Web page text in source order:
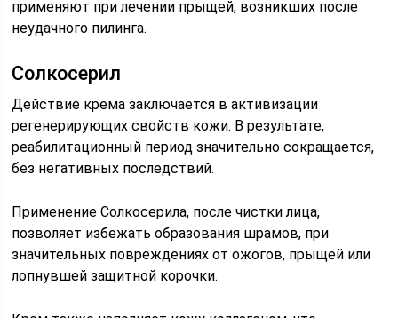
применяют при лечении прыщей, возникших после
неудачного пилинга.
Солкосерил
Действие крема заключается в активизации
регенерирующих свойств кожи. В результате,
реабилитационный период значительно сокращается,
без негативных последствий.
Применение Солкосерила, после чистки лица,
позволяет избежать образования шрамов, при
значительных повреждениях от ожогов, прыщей или
лопнувшей защитной корочки.